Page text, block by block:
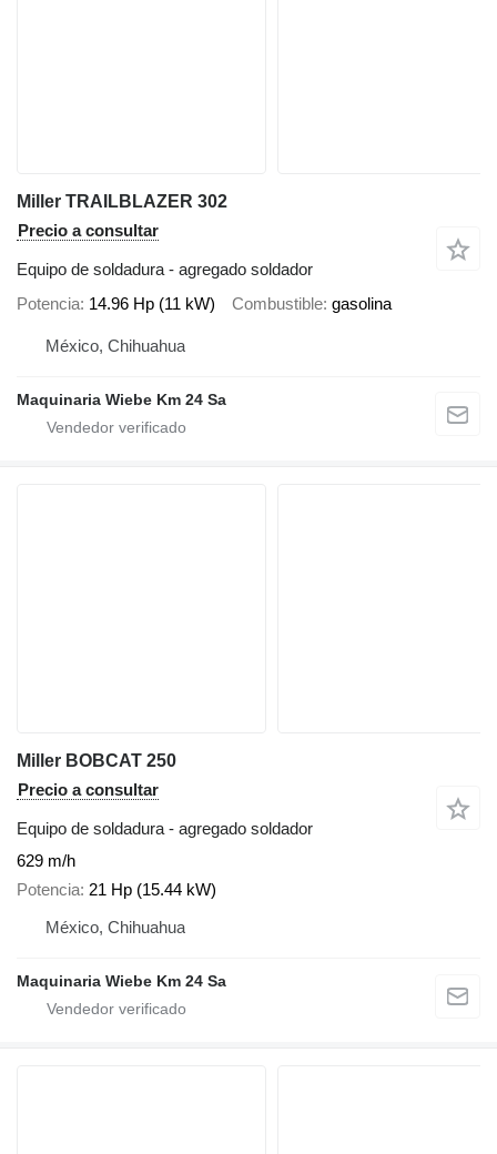
Miller TRAILBLAZER 302
Precio a consultar
Equipo de soldadura - agregado soldador
Potencia 14.96 Hp (11 kW) Combustible gasolina
México, Chihuahua
Maquinaria Wiebe Km 24 Sa
Miller BOBCAT 250
Precio a consultar
Equipo de soldadura - agregado soldador
629 m/h
Potencia 21 Hp (15.44 kW)
México, Chihuahua
Maquinaria Wiebe Km 24 Sa